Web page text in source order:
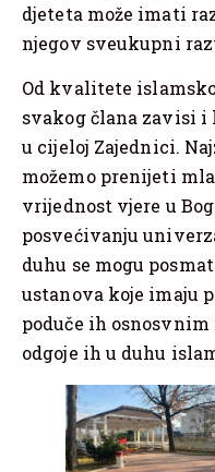
djeteta može imati
njegov sveukupni
Od kvalitete
svakog člana zavisi
u cijeloj Zajednici.
možemo prenijeti
vrijednost vjere u
posvećivanju
duhu se mogu
ustanova koje imaju
poduče ih
odgoje ih u duhu